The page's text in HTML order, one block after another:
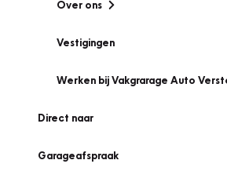
Over ons
Vestigingen
Werken bij Vakgrarage Auto
Direct naar
Garageafspraak